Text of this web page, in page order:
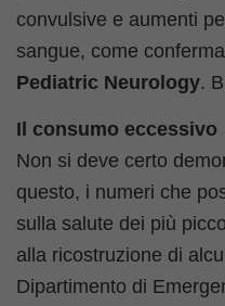
convulsive e aumenti
sangue, come
Pediatric Neurology.
Il consumo eccessivo
Non si deve certo
questo, i numeri che
sulla salute dei più
alla ricostruzione di
Dipartimento di